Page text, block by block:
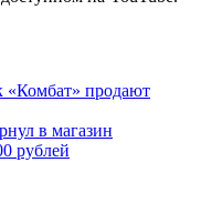
«Комбат» продают
в магазин
рублей